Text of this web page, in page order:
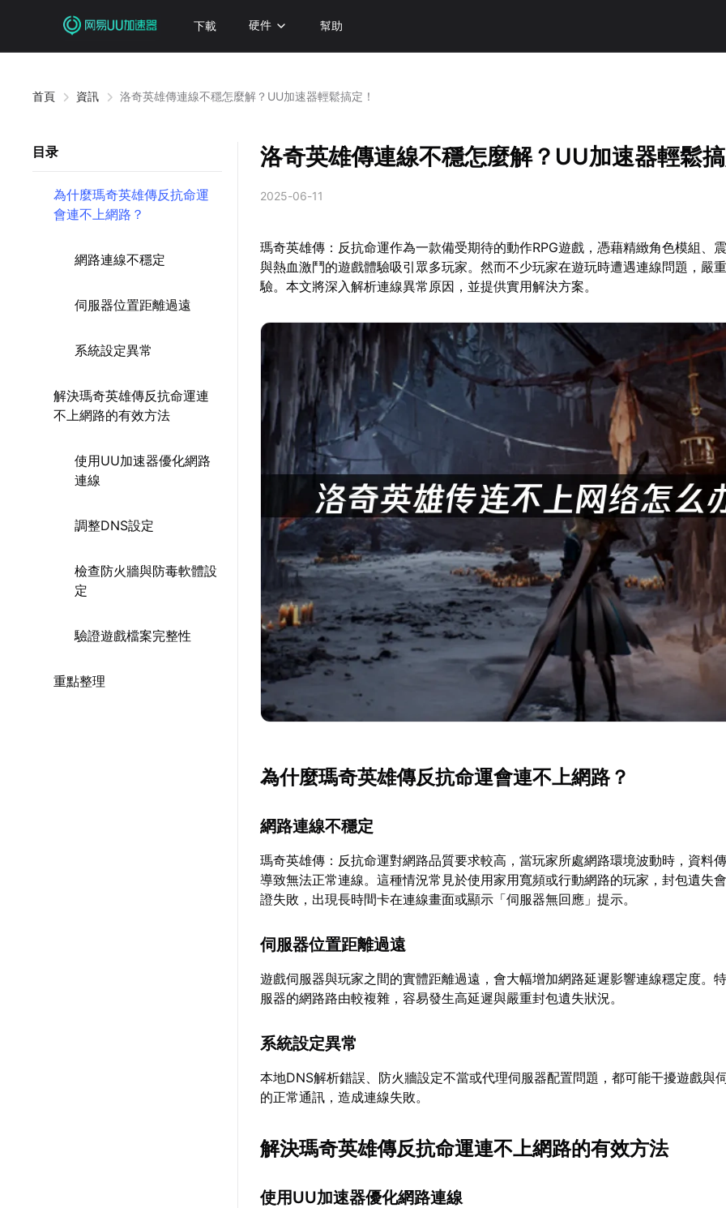
下載 硬件 幫助
首頁 資訊 洛奇英雄傳連線不穩怎麼解？UU加速器輕鬆搞定！
目录
為什麼瑪奇英雄傳反抗命運
會連不上網路？
網路連線不穩定
伺服器位置距離過遠
系統設定異常
解決瑪奇英雄傳反抗命運連
不上網路的有效方法
使用UU加速器優化網路
連線
調整DNS設定
檢查防火牆與防毒軟體設
定
驗證遊戲檔案完整性
重點整理
洛奇英雄傳連線不穩怎麼解？UU加速器輕鬆
2025-06-11
瑪奇英雄傳：反抗命運作為一款備受期待的動作RPG遊戲，憑藉精緻角色模組、
與熱血激鬥的遊戲體驗吸引眾多玩家。然而不少玩家在遊玩時遭遇連線問題，嚴
驗。本文將深入解析連線異常原因，並提供實用解決方案。
為什麼瑪奇英雄傳反抗命運會連不上網路？
網路連線不穩定
瑪奇英雄傳：反抗命運對網路品質要求較高，當玩家所處網路環境波動時，資料
導致無法正常連線。這種情況常見於使用家用寬頻或行動網路的玩家，封包遺失
證失敗，出現長時間卡在連線畫面或顯示「伺服器無回應」提示。
伺服器位置距離過遠
遊戲伺服器與玩家之間的實體距離過遠，會大幅增加網路延遲影響連線穩定度。
服器的網路路由較複雜，容易發生高延遲與嚴重封包遺失狀況。
系統設定異常
本地DNS解析錯誤、防火牆設定不當或代理伺服器配置問題，都可能干擾遊戲與
的正常通訊，造成連線失敗。
解決瑪奇英雄傳反抗命運連不上網路的有效方法
使用UU加速器優化網路連線